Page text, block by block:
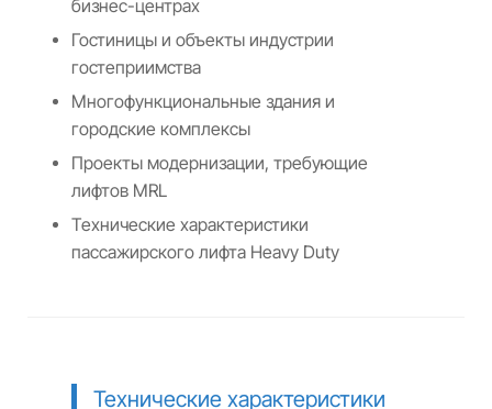
бизнес-центрах
Гостиницы и объекты индустрии
гостеприимства
Многофункциональные здания и
городские комплексы
Проекты модернизации, требующие
лифтов MRL
Технические характеристики
пассажирского лифта Heavy Duty
Технические характеристики